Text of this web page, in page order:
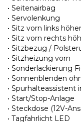
• Seitenairbag
• Servolenkung
• Sitz vorn links
• Sitz vorn rechts
• Sitzbezug /
• Sitzheizung vorn
• Sonderlackierung
• Sonnenblenden
• Spurhalteassistent
• Start/Stop-Anlage
• Steckdose (12V-
• Tagfahrlicht LED